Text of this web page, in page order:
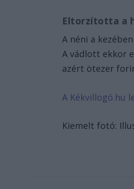
Eltorzította a
A néni a
A vádlott ekkor
azért ötezer
A Kékvillogó.hu
Kiemelt fotó: